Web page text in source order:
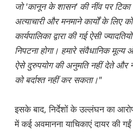
जो 'कानून के शासन' की नींव पर
अत्याचारी और मनमाने कार्यों के लिए
कार्यपालिका द्वारा की गई ऐसी
निपटना होगा। हमारे संवैधानिक मूल्य
ऐसे दुरुपयोग की अनुमति नहीं देते और
को बर्दाश्त नहीं कर सकता।"
इसके बाद, निर्देशों के उल्लंघन का
में कई अवमानना ​​याचिकाएं दायर की